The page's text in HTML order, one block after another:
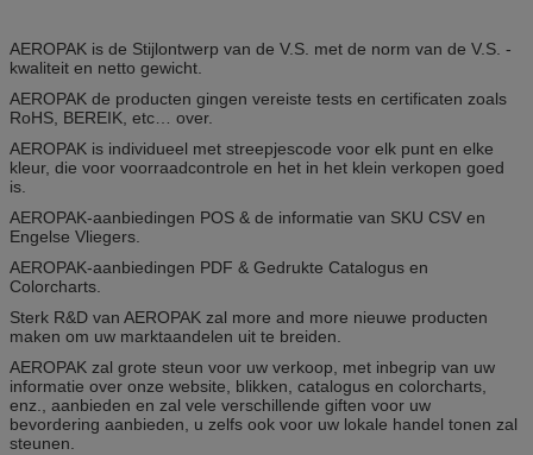
AEROPAK is de Stijlontwerp van de V.S. met de norm van de V.S. -
kwaliteit en netto gewicht.
AEROPAK de producten gingen vereiste tests en certificaten zoals
RoHS, BEREIK, etc… over.
AEROPAK is individueel met streepjescode voor elk punt en elke
kleur, die voor voorraadcontrole en het in het klein verkopen goed
is.
AEROPAK-aanbiedingen POS & de informatie van SKU CSV en
Engelse Vliegers.
AEROPAK-aanbiedingen PDF & Gedrukte Catalogus en
Colorcharts.
Sterk R&D van AEROPAK zal more and more nieuwe producten
maken om uw marktaandelen uit te breiden.
AEROPAK zal grote steun voor uw verkoop, met inbegrip van uw
informatie over onze website, blikken, catalogus en colorcharts,
enz., aanbieden en zal vele verschillende giften voor uw
bevordering aanbieden, u zelfs ook voor uw lokale handel tonen zal
steunen.